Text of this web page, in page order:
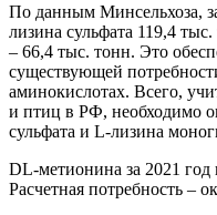
По данным Минсельхоза,
лизина сульфата 119,4
– 66,4 тыс. тонн. Это
существующей
аминокислотах. Всего,
и птиц в РФ, необходимо
сульфата и L-лизина
DL-метионина за 2021
Расчетная потребность –